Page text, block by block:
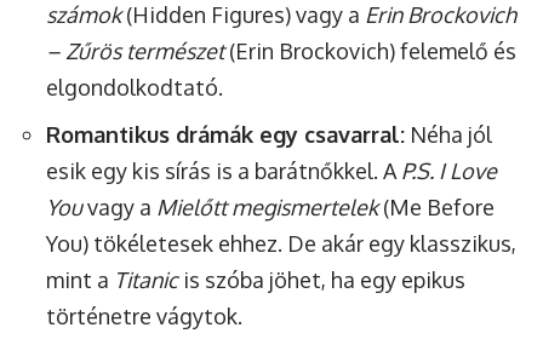
számok(Hidden Figures) vagy a Erin Brockovich
– Zűrös természet(Erin Brockovich) felemelő és
elgondolkodtató.
Romantikus drámák egy csavarral: Néha jól
esik egy kis sírás is a barátnőkkel. A P.S. I Love
Youvagy a Mielőtt megismertelek(Me Before
You) tökéletesek ehhez. De akár egy klasszikus,
mint a Titanicis szóba jöhet, ha egy epikus
történetre vágytok.